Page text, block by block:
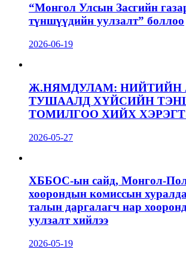
“Монгол Улсын Засгийн
түншүүдийн уулзалт” боллоо
2026-06-19
Ж.НЯМДУЛАМ: НИЙТИЙН
ТУШААЛД ХҮЙСИЙН
ТОМИЛГОО ХИЙХ
2026-05-27
ХББОС-ын сайд, Монгол-
хоорондын комиссын
талын даргалагч нар
уулзалт хийлээ
2026-05-19